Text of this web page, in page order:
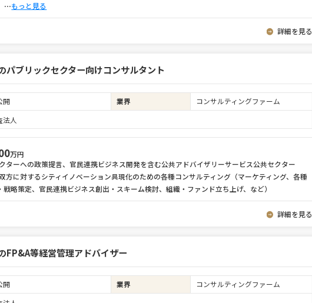
⋯もっと見る
詳細を見る
パブリックセクター向けコンサルタント
開 業界
コンサルティングファーム
法人
万円
ターへの政策提言、官民連携ビジネス開発を含む公共アドバイザリーサービス公共セクター
方に対するシティイノベーション具現化のための各種コンサルティング（マーケティング、各種
戦略策定、官民連携ビジネス創出・スキーム検討、組織・ファンド立ち上げ、など）
詳細を見る
FP&A等経営管理アドバイザー
開 業界
コンサルティングファーム